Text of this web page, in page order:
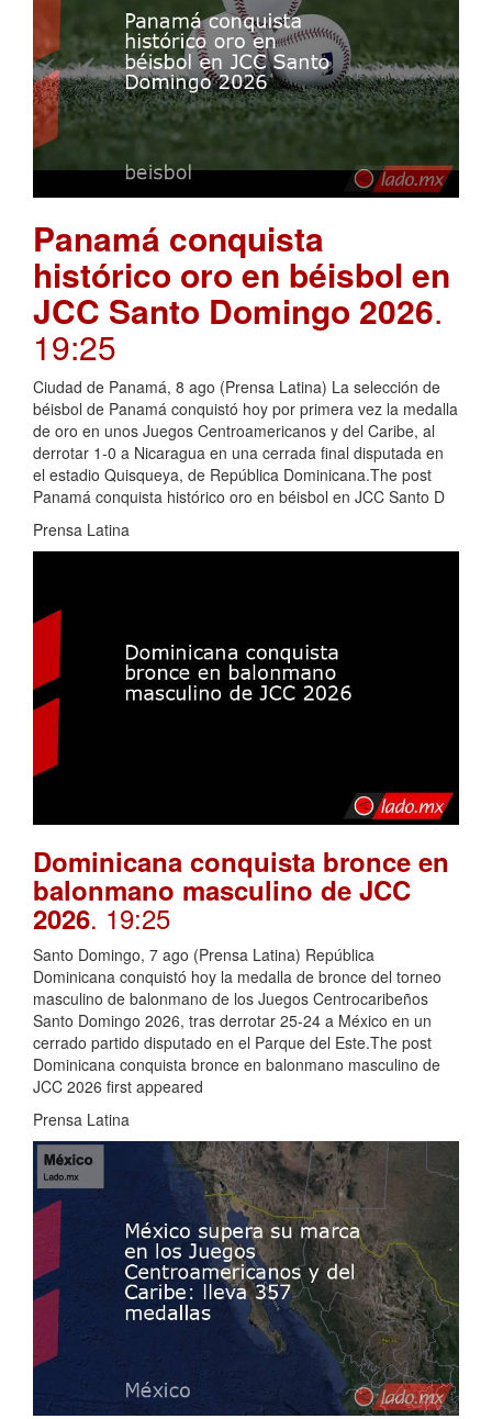
Panamá conquista
histórico oro en béisbol en
JCC Santo Domingo 2026.
19:25
Ciudad de Panamá, 8 ago (Prensa Latina) La selección de
béisbol de Panamá conquistó hoy por primera vez la medalla
de oro en unos Juegos Centroamericanos y del Caribe, al
derrotar 1-0 a Nicaragua en una cerrada final disputada en
el estadio Quisqueya, de República Dominicana.The post
Panamá conquista histórico oro en béisbol en JCC Santo D
Prensa Latina
Dominicana conquista bronce en
balonmano masculino de JCC
2026. 19:25
Santo Domingo, 7 ago (Prensa Latina) República
Dominicana conquistó hoy la medalla de bronce del torneo
masculino de balonmano de los Juegos Centrocaribeños
Santo Domingo 2026, tras derrotar 25-24 a México en un
cerrado partido disputado en el Parque del Este.The post
Dominicana conquista bronce en balonmano masculino de
JCC 2026 first appeared
Prensa Latina